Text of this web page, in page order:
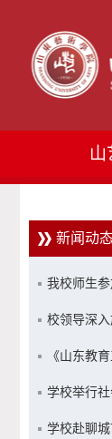
山
新闻动
我校师生
校领导深
《山东教
展经验做法
学校举行
座谈会
学校赴聊